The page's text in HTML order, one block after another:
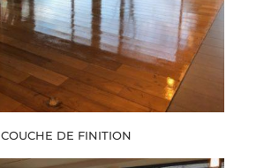
COUCHE DE FINITION